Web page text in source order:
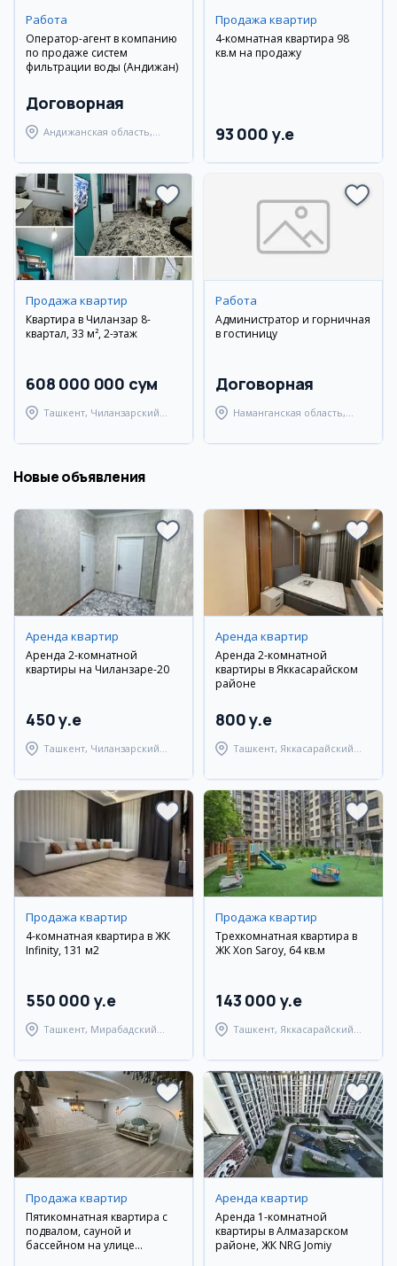
Работа
Оператор-агент в компанию
по продаже систем
фильтрации воды (Андижан)
Договорная
Андижанская область,
Продажа квартир
4-комнатная квартира 98
кв.м на продажу
93 000 y.e
Продажа квартир
Квартира в Чиланзар 8-
квартал, 33 м², 2-этаж
608 000 000 сум
Ташкент, Чиланзарский
Работа
Администратор и горничная
в гостиницу
Договорная
Наманганская область,
Новые объявления
Аренда квартир
Аренда 2-комнатной
квартиры на Чиланзаре-20
450 y.e
Ташкент, Чиланзарский
Аренда квартир
Аренда 2-комнатной
квартиры в Яккасарайском
районе
800 y.e
Ташкент, Яккасарайский
Продажа квартир
4-комнатная квартира в ЖК
Infinity, 131 м2
550 000 y.e
Ташкент, Мирабадский
Продажа квартир
Трехкомнатная квартира в
ЖК Xon Saroy, 64 кв.м
143 000 y.e
Ташкент, Яккасарайский
Продажа квартир
Пятикомнатная квартира с
подвалом, сауной и
бассейном на улице
Аренда квартир
Аренда 1-комнатной
квартиры в Алмазарском
районе, ЖК NRG Jomiy